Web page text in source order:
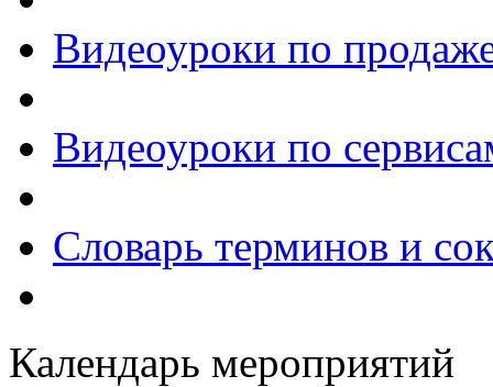
Видеоуроки по
Видеоуроки по
Словарь терминов и
Календарь мероприятий